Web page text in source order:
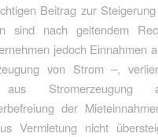
Beitrag zur
sind nach geltendem
jedoch Einnahmen
von Strom –,
aus Stromerzeugung
der
Vermietung nicht